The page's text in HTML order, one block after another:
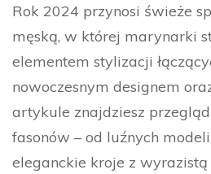
Rok 2024 przynosi świeże
męską, w której marynarki
elementem stylizacji
nowoczesnym designem
artykule znajdziesz
fasonów – od luźnych
eleganckie kroje z